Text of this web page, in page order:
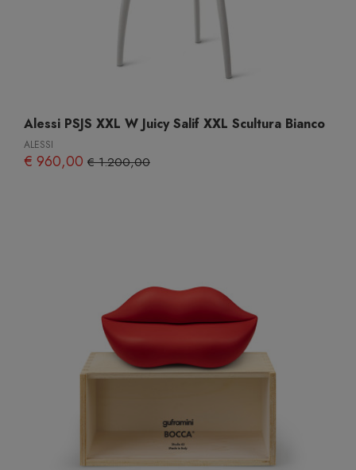
Alessi PSJS XXL W Juicy Salif XXL Scultura Bianco
ALESSI
€ 960,00 € 1.200,00